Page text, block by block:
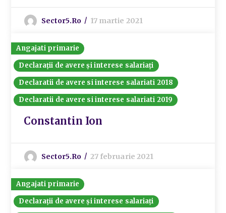
Sector5.ro 17 martie 2021
Angajati primarie
Declarații de avere și interese salariați
Declaratii de avere si interese salariati 2018
Declaratii de avere si interese salariati 2019
Constantin Ion
Sector5.ro 27 februarie 2021
Angajati primarie
Declarații de avere și interese salariați